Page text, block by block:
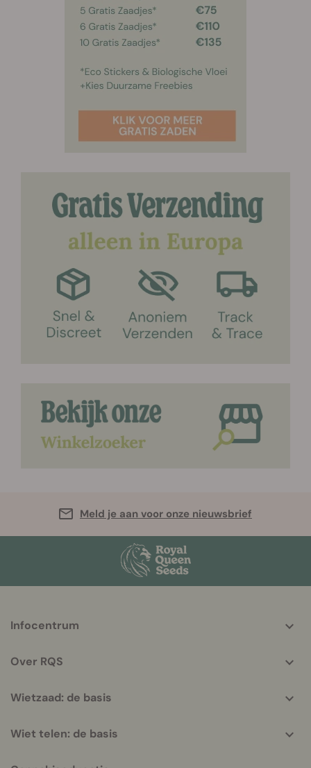
Meld je aan voor onze nieuwsbrief
helpful
Infocentrum
Over RQS
Wietzaad: de basis
Wiet telen: de basis